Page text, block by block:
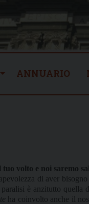
ANNUARIO
volto e noi saremo
di aver
è anzitutto quella
ha coinvolto anche il